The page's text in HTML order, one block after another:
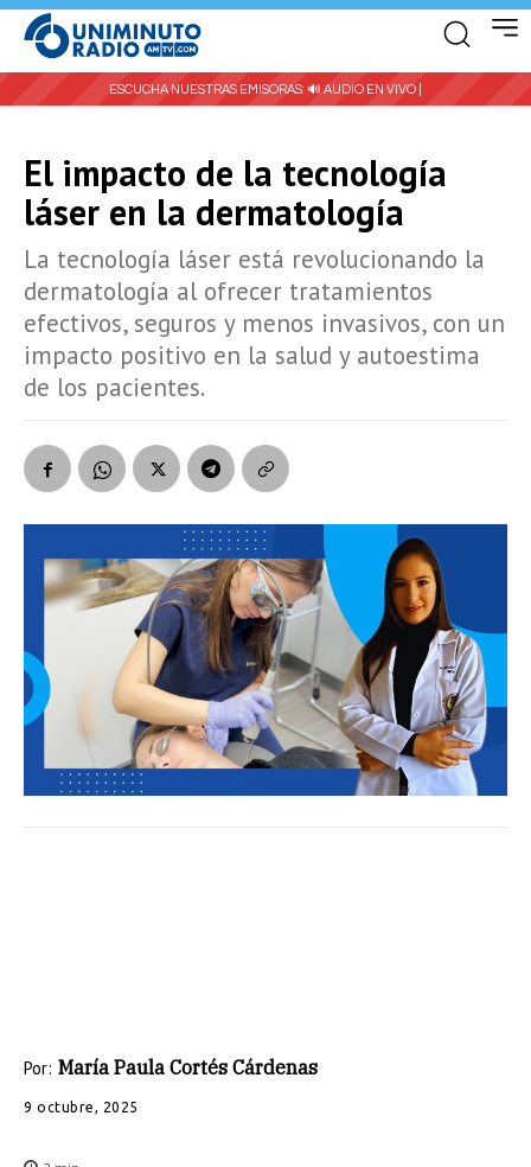
ESCUCHA NUESTRAS EMISORAS: 🔊 AUDIO EN VIVO |
El impacto de la tecnología
láser en la dermatología
La tecnología láser está revolucionando la
dermatología al ofrecer tratamientos
efectivos, seguros y menos invasivos, con un
impacto positivo en la salud y autoestima
de los pacientes.
Por: María Paula Cortés Cárdenas
9 octubre, 2025